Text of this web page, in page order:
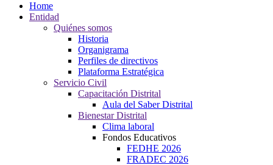
Home
Entidad
Quiénes somos
Historia
Organigrama
Perfiles de directivos
Plataforma Estratégica
Servicio Civil
Capacitación Distrital
Aula del Saber Distrital
Bienestar Distrital
Clima laboral
Fondos Educativos
FEDHE 2026
FRADEC 2026